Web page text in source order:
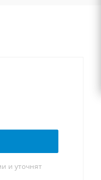
и уточнят